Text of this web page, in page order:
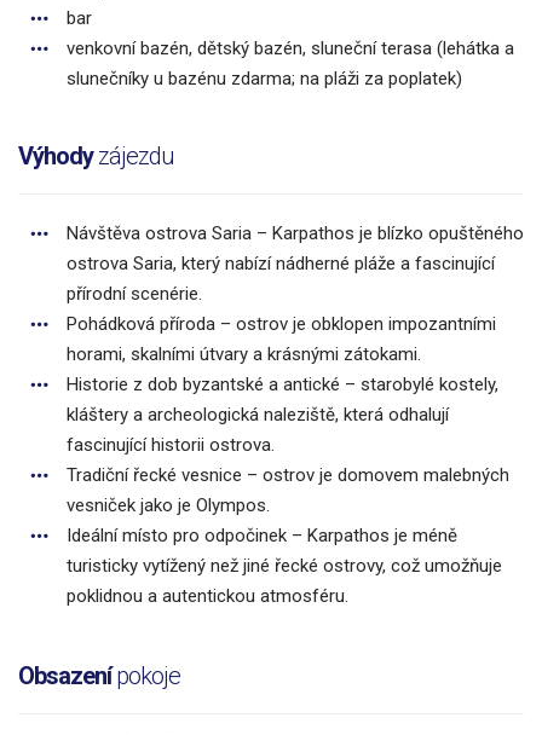
bar
venkovní bazén, dětský bazén, sluneční terasa (lehátka a
slunečníky u bazénu zdarma; na pláži za poplatek)
Výhodyzájezdu
Návštěva ostrova Saria – Karpathos je blízko opuštěného
ostrova Saria, který nabízí nádherné pláže a fascinující
přírodní scenérie.
Pohádková příroda – ostrov je obklopen impozantními
horami, skalními útvary a krásnými zátokami.
Historie z dob byzantské a antické – starobylé kostely,
kláštery a archeologická naleziště, která odhalují
fascinující historii ostrova.
Tradiční řecké vesnice – ostrov je domovem malebných
vesniček jako je Olympos.
Ideální místo pro odpočinek – Karpathos je méně
turisticky vytížený než jiné řecké ostrovy, což umožňuje
poklidnou a autentickou atmosféru.
Obsazenípokoje